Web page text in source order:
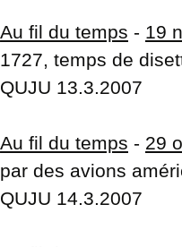
Au fil du temps - 19
1727, temps de
QUJU 13.3.2007
Au fil du temps - 29
par des avions
QUJU 14.3.2007